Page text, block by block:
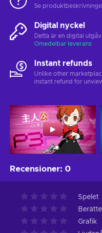
Se
Digital nyckel
Detta är en digital
Omedelbar leverans
Instant refunds
Unlike other
instant refund for
Recensioner: 0
Spelet
Grafik